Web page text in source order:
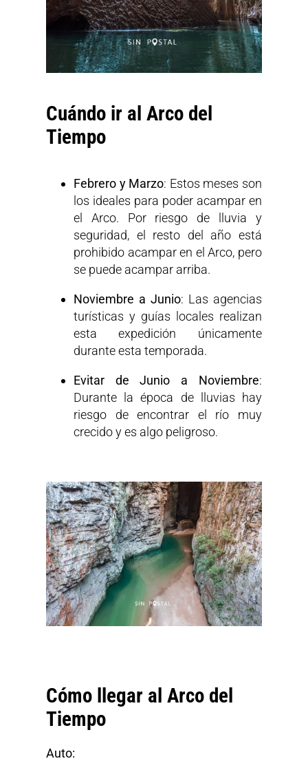
Cuándo ir al Arco del
Tiempo
Febrero y Marzo: Estos meses son
los ideales para poder acampar en
el Arco. Por riesgo de lluvia y
seguridad, el resto del año está
prohibido acampar en el Arco, pero
se puede acampar arriba.
Noviembre a Junio: Las agencias
turísticas y guías locales realizan
esta expedición únicamente
durante esta temporada.
Evitar de Junio a Noviembre:
Durante la época de lluvias hay
riesgo de encontrar el río muy
crecido y es algo peligroso.
Cómo llegar al Arco del
Tiempo
Auto: